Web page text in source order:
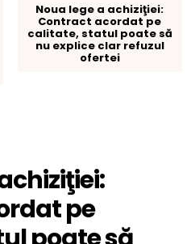
Noua lege a achiziţiei:
Contract acordat pe
calitate, statul poate să
nu explice clar refuzul
ofertei